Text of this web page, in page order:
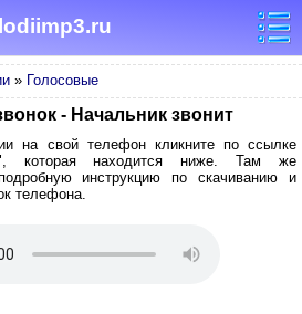
» Голосовые
- Начальник звонит
на свой телефон кликните по ссылке
которая находится ниже. Там же
инструкцию по скачиванию и
телефона.